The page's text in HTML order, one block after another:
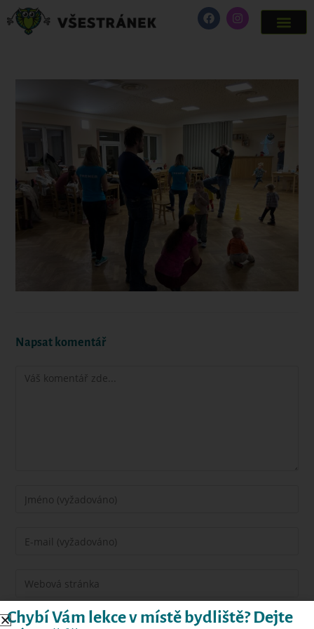
Napsat komentář
Chybí Vám lekce v místě bydliště? Dejte